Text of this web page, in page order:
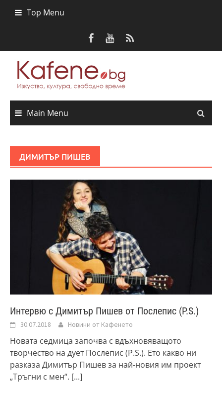
Top Menu
Main Menu
ДИМИТЪР ПИШЕВ
Интервю с Димитър Пишев от Послепис (P.S.)
30.07.2018 Новини от Кафенето
Новата седмица започва с вдъхновяващото
творчество на дует Послепис (P.S.). Ето какво ни
разказа Димитър Пишев за най-новия им проект
„Тръгни с мен“. [...]